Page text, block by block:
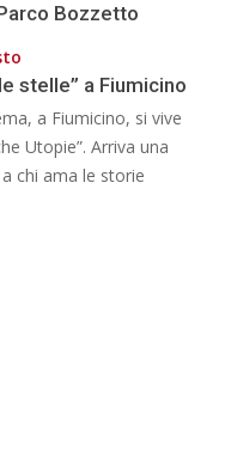
Bozzetto
stelle” a Fiumicino
a Fiumicino, si vive
Utopie”. Arriva una
chi ama le storie